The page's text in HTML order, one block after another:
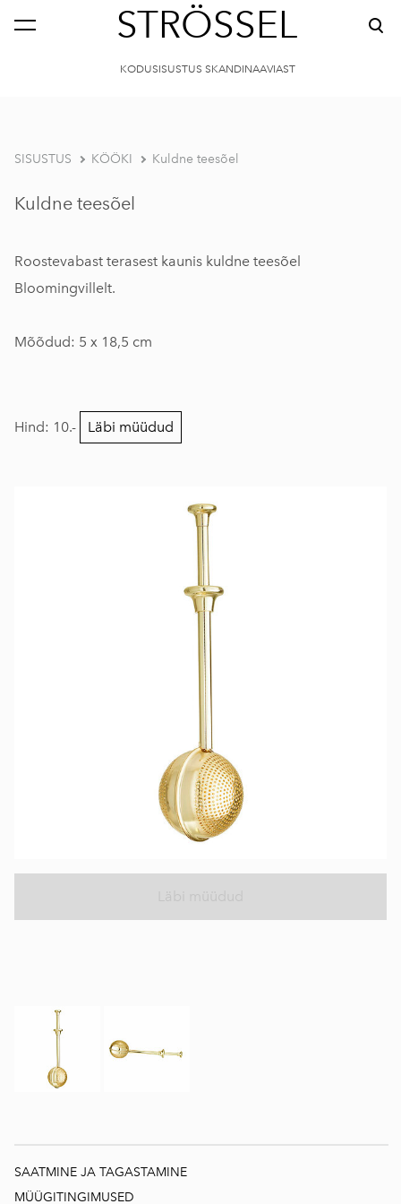
STRÖSSEL
KODUSISUSTUS SKANDINAAVIAST
SISUSTUS KÖÖKI Kuldne teesõel
Kuldne teesõel
Roostevabast terasest kaunis kuldne teesõel
Bloomingvillelt.
Mõõdud: 5 x 18,5 cm
Hind: 10.- Läbi müüdud
SAATMINE JA TAGASTAMINE
MÜÜGITINGIMUSED